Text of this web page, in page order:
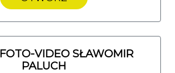
VIDEO SŁAWOMIR
PALUCH